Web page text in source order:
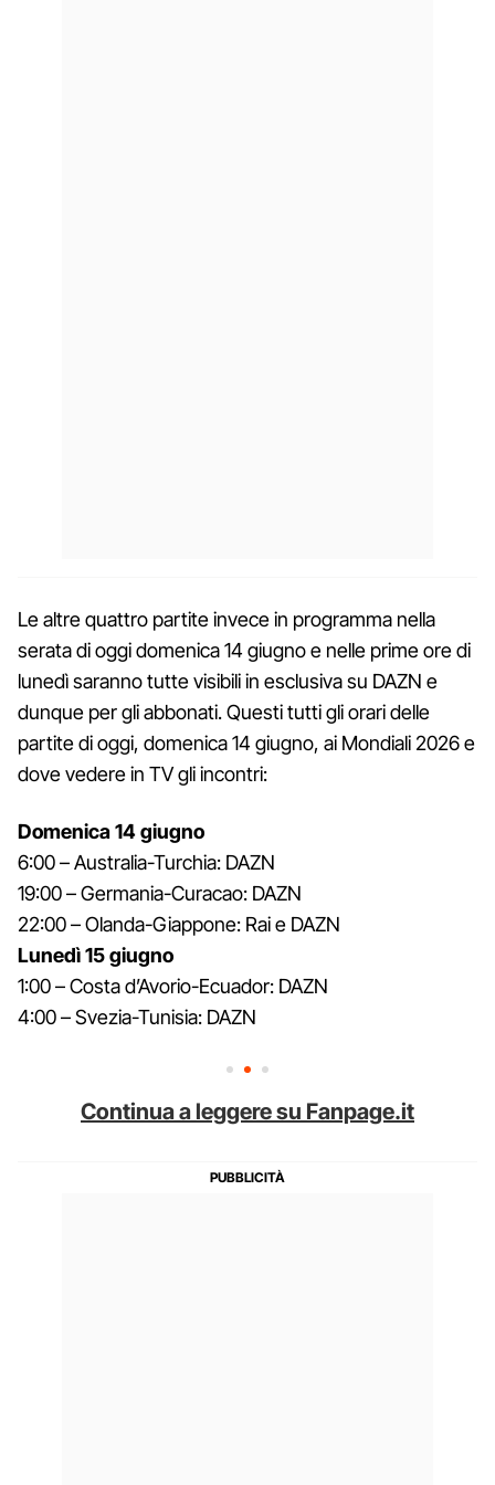
Le altre quattro partite invece in programma nella
serata di oggi domenica 14 giugno e nelle prime ore di
lunedì saranno tutte visibili in esclusiva su DAZN e
dunque per gli abbonati. Questi tutti gli orari delle
partite di oggi, domenica 14 giugno, ai Mondiali 2026 e
dove vedere in TV gli incontri:
Domenica 14 giugno
6:00 – Australia-Turchia: DAZN
19:00 – Germania-Curacao: DAZN
22:00 – Olanda-Giappone: Rai e DAZN
Lunedì 15 giugno
1:00 – Costa d’Avorio-Ecuador: DAZN
4:00 – Svezia-Tunisia: DAZN
Continua a leggere su Fanpage.it